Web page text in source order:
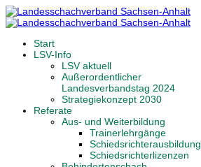
Start
LSV-Info
LSV aktuell
Außerordentlicher
Landesverbandstag 2024
Strategiekonzept 2030
Referate
Aus- und Weiterbildung
Trainerlehrgänge
Schiedsrichterausbildung
Schiedsrichterlizenzen